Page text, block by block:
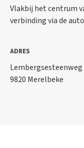
Vlakbij het centrum
verbinding via de
ADRES
Lembergsesteenweg
9820 Merelbeke